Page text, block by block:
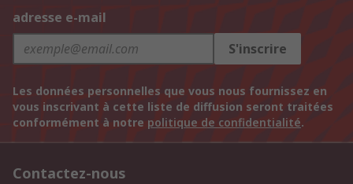
adresse e-mail
S'inscrire
Les données personnelles que vous nous fournissez en
vous inscrivant à cette liste de diffusion seront traitées
conformément à notre politique de confidentialité.
Contactez-nous